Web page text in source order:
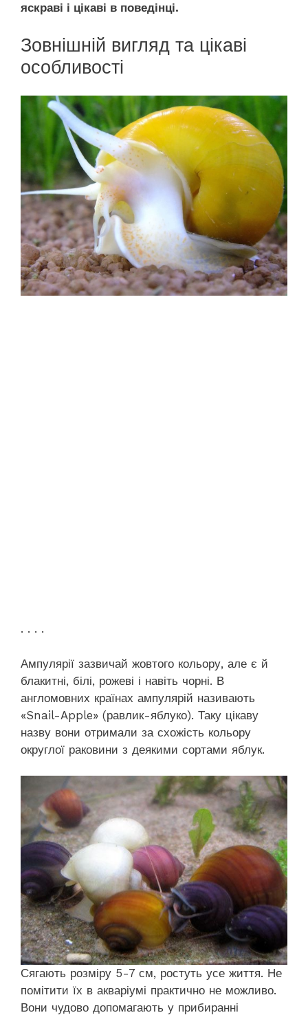
яскраві і цікаві в поведінці.
Зовнішній вигляд та цікаві
особливості
. . . .
Ампулярії зазвичай жовтого кольору, але є й
блакитні, білі, рожеві і навіть чорні. В
англомовних країнах ампулярій називають
«Snail-Apple» (равлик-яблуко). Таку цікаву
назву вони отримали за схожість кольору
округлої раковини з деякими сортами яблук.
Сягають розміру 5-7 см, ростуть усе життя. Не
помітити їх в акваріумі практично не можливо.
Вони чудово допомагають у прибиранні